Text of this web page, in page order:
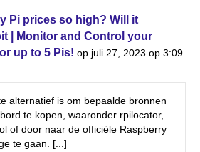
Pi prices so high? Will it
| Monitor and Control your
up to 5 Pis! op juli 27, 2023 op 3:09
alternatief is om bepaalde bronnen
te kopen, waaronder rpilocator,
of door naar de officiële Raspberry
te gaan. [...]